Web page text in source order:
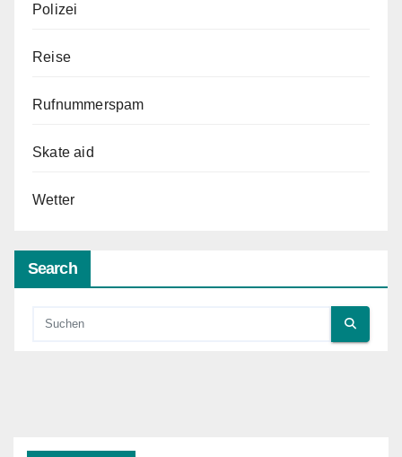
Polizei
Reise
Rufnummerspam
Skate aid
Wetter
Search